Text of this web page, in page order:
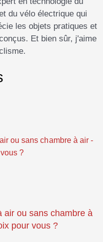
du vélo électrique qui
les objets pratiques et
Et bien sûr, j'aime
air ou sans chambre à
pour vous ?